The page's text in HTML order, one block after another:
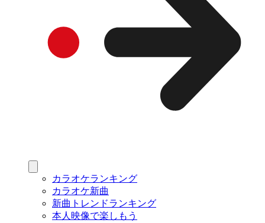
カラオケランキング
カラオケ新曲
新曲トレンドランキング
本人映像で楽しもう